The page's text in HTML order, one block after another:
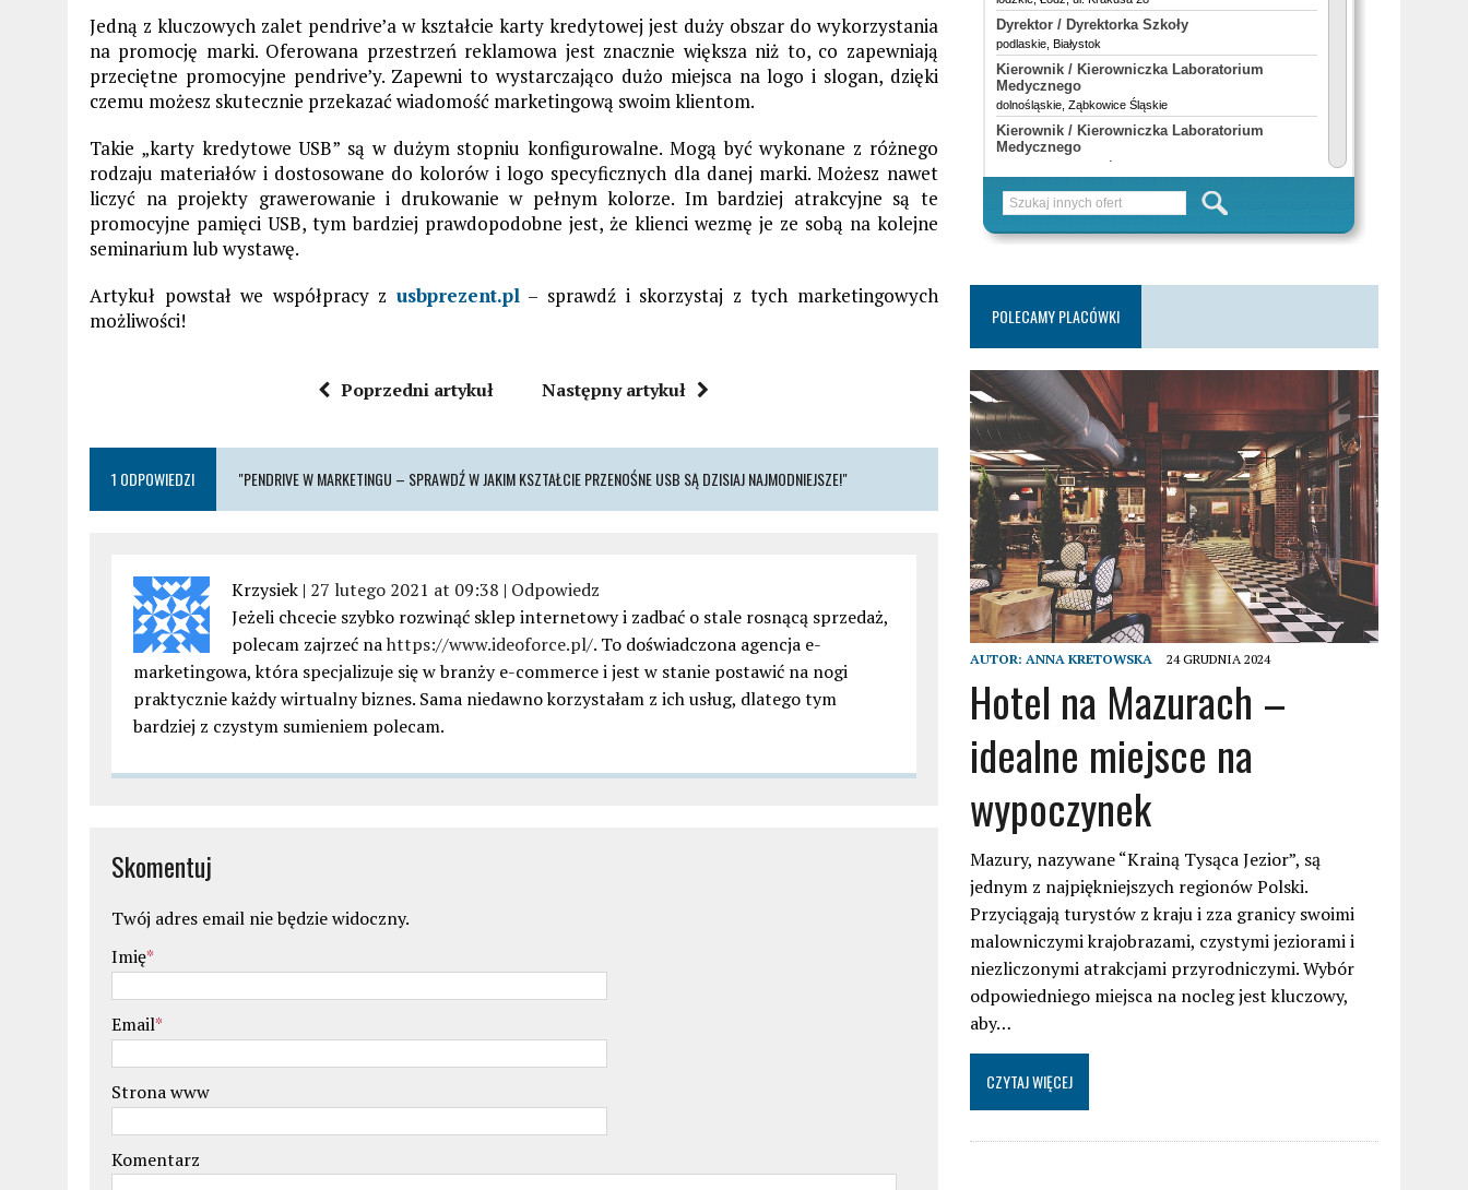
Jedną z kluczowych zalet pendrive’a w kształcie karty kredytowej jest duży obszar do wykorzystania
na promocję marki. Oferowana przestrzeń reklamowa jest znacznie większa niż to, co zapewniają
przeciętne promocyjne pendrive’y. Zapewni to wystarczająco dużo miejsca na logo i slogan, dzięki
czemu możesz skutecznie przekazać wiadomość marketingową swoim klientom.
Takie „karty kredytowe USB” są w dużym stopniu konfigurowalne. Mogą być wykonane z różnego
rodzaju materiałów i dostosowane do kolorów i logo specyficznych dla danej marki. Możesz nawet
liczyć na projekty grawerowanie i drukowanie w pełnym kolorze. Im bardziej atrakcyjne są te
promocyjne pamięci USB, tym bardziej prawdopodobne jest, że klienci wezmę je ze sobą na kolejne
seminarium lub wystawę.
Artykuł powstał we współpracy z usbprezent.pl– sprawdź i skorzystaj z tych marketingowych
możliwości!
Poprzedni artykuł Następny artykuł
1 ODPOWIEDZI "PENDRIVE W MARKETINGU – SPRAWDŹ W JAKIM KSZTAŁCIE PRZENOŚNE USB SĄ DZISIAJ NAJMODNIEJSZE!"
Krzysiek | 27 lutego 2021 at 09:38 | Odpowiedz
Jeżeli chcecie szybko rozwinąć sklep internetowy i zadbać o stale rosnącą sprzedaż,
polecam zajrzeć nahttps://www.ideoforce.pl/. To doświadczona agencja e-
marketingowa, która specjalizuje się w branży e-commerce i jest w stanie postawić na nogi
praktycznie każdy wirtualny biznes. Sama niedawno korzystałam z ich usług, dlatego tym
bardziej z czystym sumieniem polecam.
Skomentuj
Twój adres email nie będzie widoczny.
Imię*
Email*
Strona www
Komentarz
POLECAMY PLACÓWKI
AUTOR: ANNA KRETOWSKA 24 GRUDNIA 2024
Hotel na Mazurach –
idealne miejsce na
wypoczynek
Mazury, nazywane “Krainą Tysąca Jezior”, są
jednym z najpiękniejszych regionów Polski.
Przyciągają turystów z kraju i zza granicy swoimi
malowniczymi krajobrazami, czystymi jeziorami i
niezliczonymi atrakcjami przyrodniczymi. Wybór
odpowiedniego miejsca na nocleg jest kluczowy,
aby…
CZYTAJ WIĘCEJ